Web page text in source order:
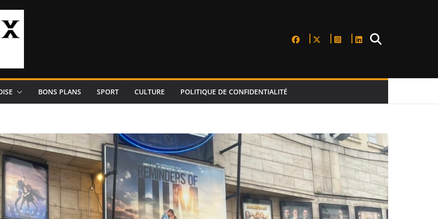
BONS PLANS SPORT CULTURE POLITIQUE DE CONFIDENTIALITÉ